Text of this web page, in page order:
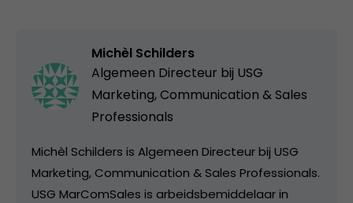
Michèl Schilders
Algemeen Directeur bij USG
Marketing, Communication & Sales
Professionals
Michèl Schilders is Algemeen Directeur bij USG
Marketing, Communication & Sales Professionals.
USG MarComSales is arbeidsbemiddelaar in